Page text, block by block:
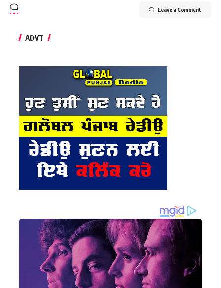
Leave a Comment
ADVT